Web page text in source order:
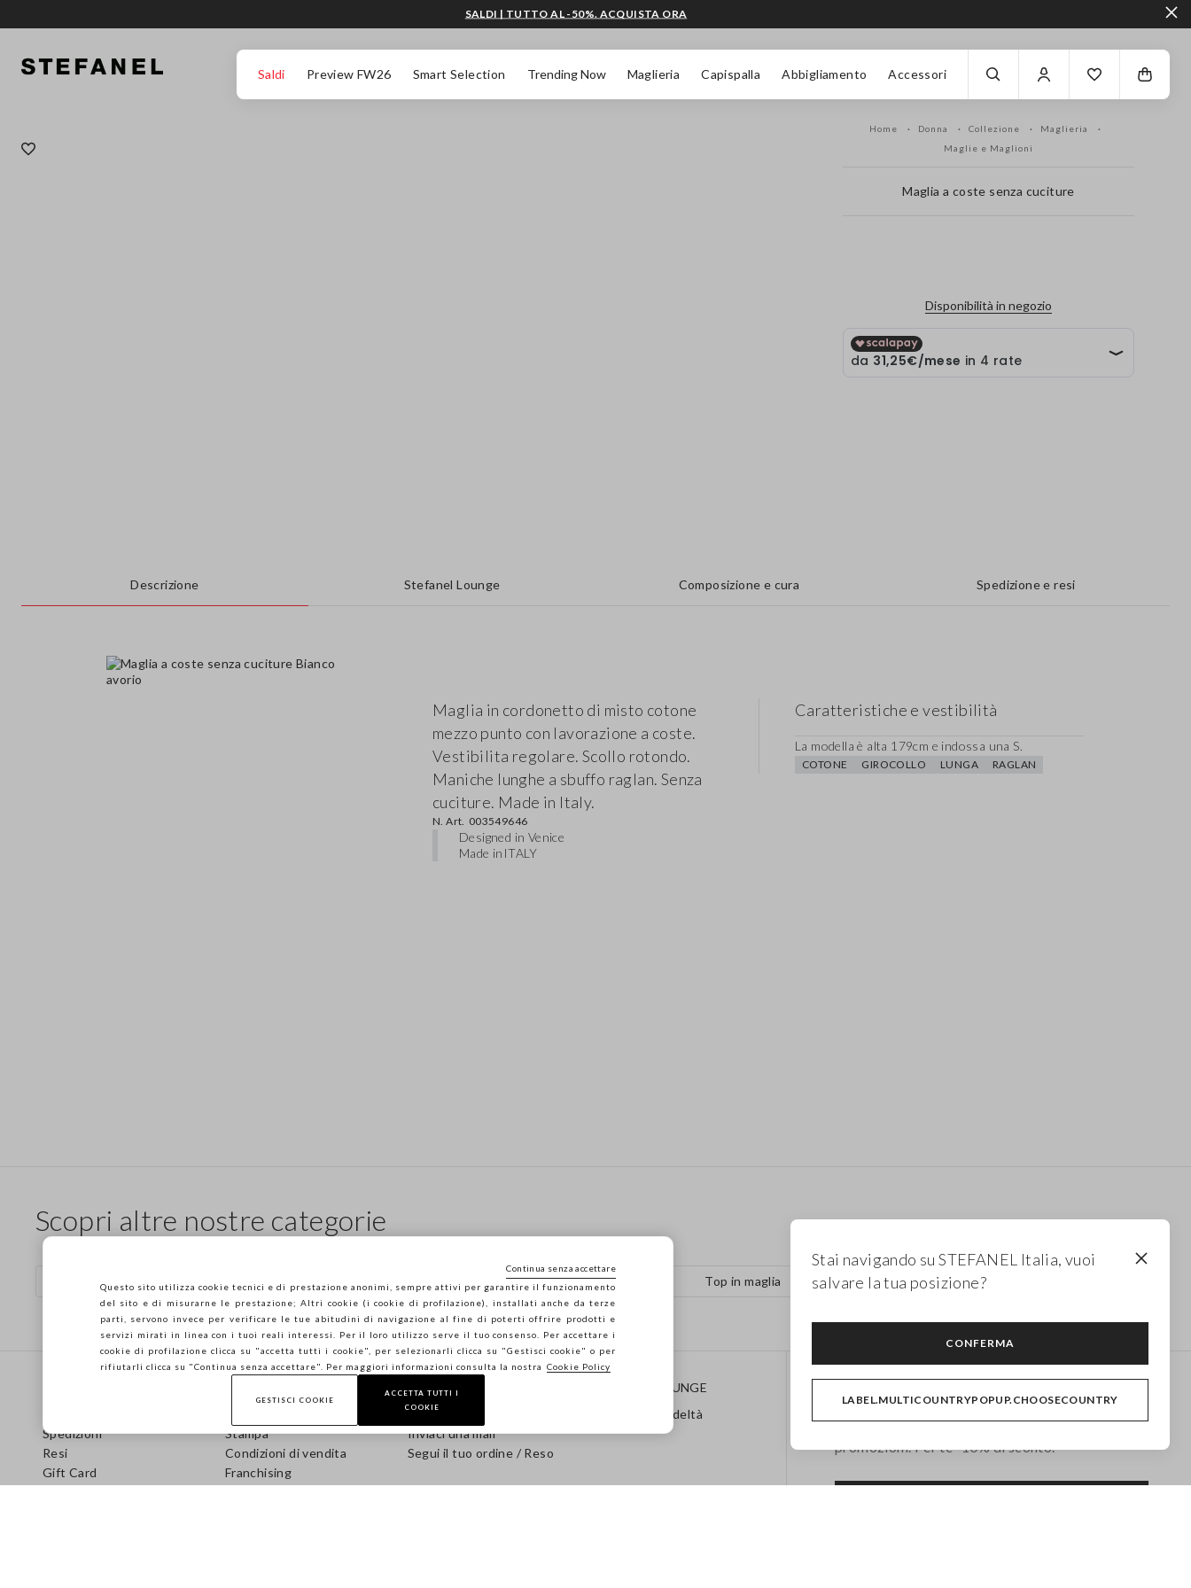
Saldi Preview FW26 Smart Selection Trending Now Maglieria Capispalla Abbigliamento Accessori
SALDI | TUTTO AL -50%. ACQUISTA ORA
Home Donna Collezione
Maglieria
Maglie e Maglioni
Maglia a coste senza cuciture
Disponibilità in negozio
Descrizione Stefanel Lounge Composizione e cura Spedizione e resi
Maglia in cordonetto di misto cotone
mezzo punto con lavorazione a coste.
Vestibilita regolare. Scollo rotondo.
Maniche lunghe a sbuffo raglan. Senza
cuciture. Made in Italy.
N. Art. 003549646
Designed in Venice
Made in ITALY
Caratteristiche e vestibilità
La modella è alta 179cm e indossa una S.
COTONE GIROCOLLO LUNGA RAGLAN
Scopri altre nostre categorie
Maglie di cotone Maglie tank Vestiti in maglia Top in maglia Maglie in cashmere
Spedizioni
Resi
Gift Card
Stampa
Condizioni di vendita
Franchising
CONTATTI
Chiamaci: 041 8520343
Inviaci una mail
Segui il tuo ordine / Reso
STEFANEL LOUNGE
Programma Fedeltà
Newsletter
Ricevi informazioni su nuovi drop, collezioni e
promozioni. Per te -10% di sconto.
Stai navigando su STEFANEL Italia, vuoi
salvare la tua posizione?
CONFERMA
LABEL.MULTICOUNTRYPOPUP.CHOOSECOUNTRY
Questo sito utilizza cookie tecnici e di prestazione anonimi, sempre attivi per garantire il funzionamento
del sito e di misurarne le prestazione; Altri cookie (i cookie di profilazione), installati anche da terze
parti, servono invece per verificare le tue abitudini di navigazione al fine di poterti offrire prodotti e
servizi mirati in linea con i tuoi reali interessi. Per il loro utilizzo serve il tuo consenso. Per accettare i
cookie di profilazione clicca su "accetta tutti i cookie", per selezionarli clicca su "Gestisci cookie" o per
rifiutarli clicca su "Continua senza accettare". Per maggiori informazioni consulta la nostra Cookie Policy
GESTISCI COOKIE
ACCETTA TUTTI I
COOKIE
Continua senza accettare